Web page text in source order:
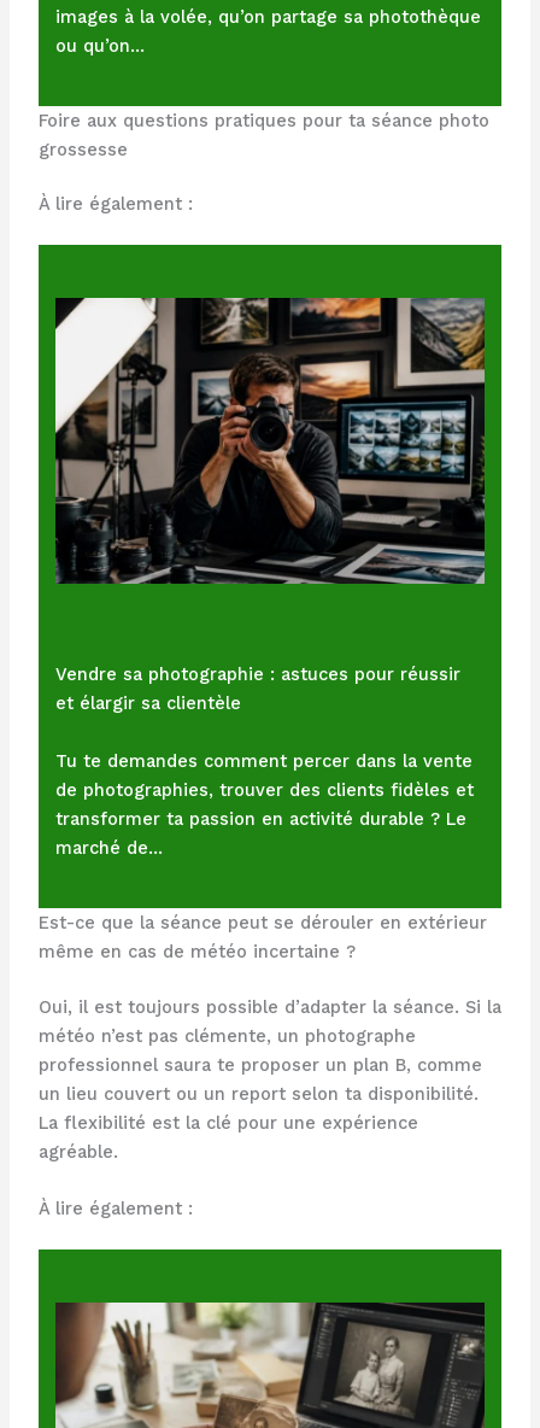
images à la volée, qu’on partage sa photothèque
ou qu’on…
Foire aux questions pratiques pour ta séance photo
grossesse
À lire également :
Vendre sa photographie : astuces pour réussir
et élargir sa clientèle
Tu te demandes comment percer dans la vente
de photographies, trouver des clients fidèles et
transformer ta passion en activité durable ? Le
marché de…
Est-ce que la séance peut se dérouler en extérieur
même en cas de météo incertaine ?
Oui, il est toujours possible d’adapter la séance. Si la
météo n’est pas clémente, un photographe
professionnel saura te proposer un plan B, comme
un lieu couvert ou un report selon ta disponibilité.
La flexibilité est la clé pour une expérience
agréable.
À lire également :